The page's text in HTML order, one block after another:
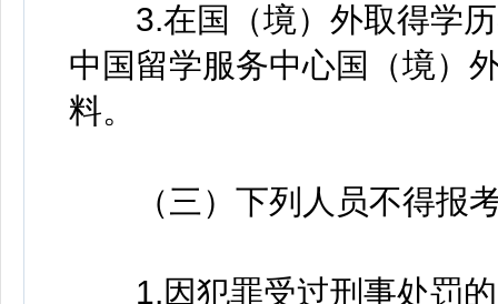
3.在国（境）外取得学历
中国留学服务中心国（境）
料。
（三）下列人员不得报
1.因犯罪受过刑事处罚的